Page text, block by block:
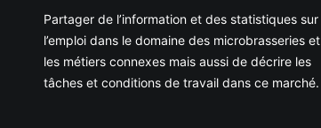
Partager de l’information et des statistiques sur
l’emploi dans le domaine des microbrasseries et
les métiers connexes mais aussi de décrire les
tâches et conditions de travail dans ce marché.